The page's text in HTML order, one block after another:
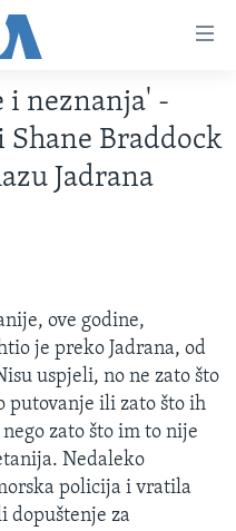
neznanja' -
Shane Braddock
Jadrana
ove godine,
je preko Jadrana, od
uspjeli, no ne zato što
ili zato što ih
zato što im to nije
Nedaleko
policija i vratila
dopuštenje za